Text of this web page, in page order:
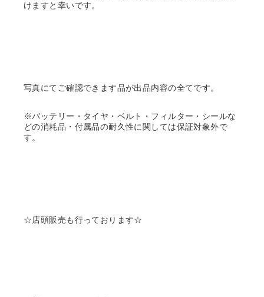
けますと幸いです。
写真にてご確認できます品が出品内容の全てです。
※バッテリー・タイヤ・ベルト・フィルター・シールな
どの消耗品・付属品の耐久性に関しては保証対象外で
す。
☆店頭販売も行っております☆